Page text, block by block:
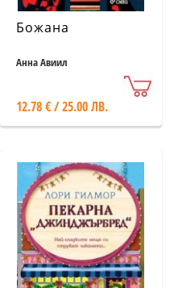
Божана
Анна Авиил
12.78 € / 25.00 ЛВ.